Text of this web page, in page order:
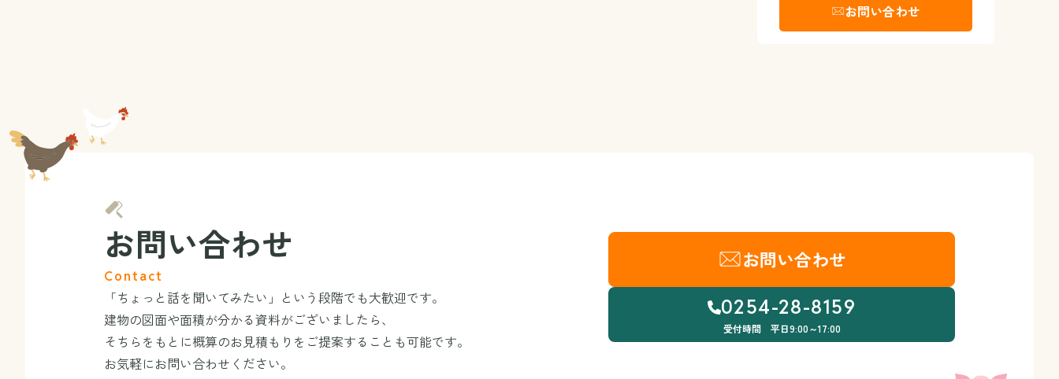
お問い合わせ
お問い合わせ
Contact
「ちょっと話を聞いてみたい」という段階でも大歓迎です。
建物の図面や面積が分かる資料がございましたら、
そちらをもとに概算のお見積もりをご提案することも可能です。
お気軽にお問い合わせください。
お問い合わせ
0254-28-8159
受付時間 平日9:00～17:00